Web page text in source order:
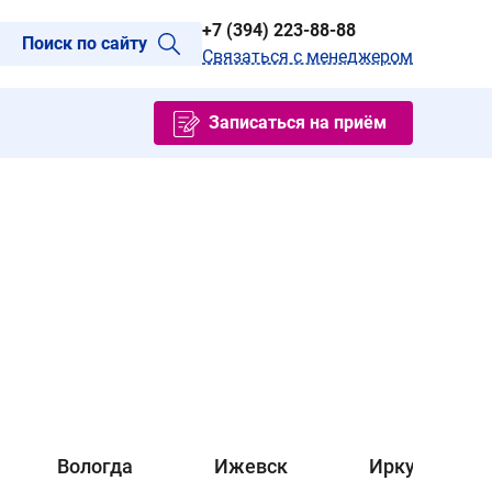
Поиск по сайту
+7 (394) 223-88-88
Связаться с менеджером
Записаться на приём
Вологда Ижевск Иркутск